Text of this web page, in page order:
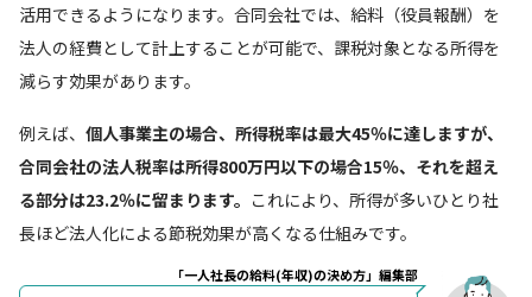
活用できるようになります。合同会社では、給料（役員報酬）を
法人の経費として計上することが可能で、課税対象となる所得を
減らす効果があります。
例えば、 個人事業主の場合、所得税率は最大45％に達しますが、
合同会社の法人税率は所得800万円以下の場合15％、それを超え
る部分は23.2％に留まります。 これにより、所得が多いひとり社
長ほど法人化による節税効果が高くなる仕組みです。
「一人社長の給料(年収)の決め方」編集部